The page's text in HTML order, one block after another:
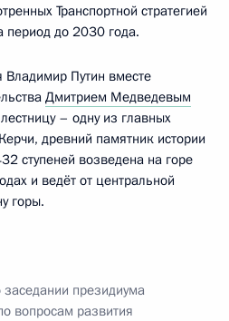
Транспортной стратегией
период до 2030 года.
Путин вместе
Дмитрием Медведевым
– одну из главных
древний памятник истории
ступеней возведена на горе
и ведёт от центральной
горы.
заседании президиума
вопросам развития